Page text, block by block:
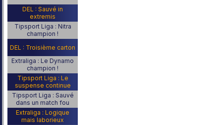
DEL : Sauvé in
extremis
Tipsport Liga : Nitra
champion !
DEL : Troisième carton
Extraliga : Le Dynamo
champion !
Tipsport Liga : Le
suspense continue
Tipsport Liga : Sauvé
dans un match fou
Extraliga : Logique
mais laborieux